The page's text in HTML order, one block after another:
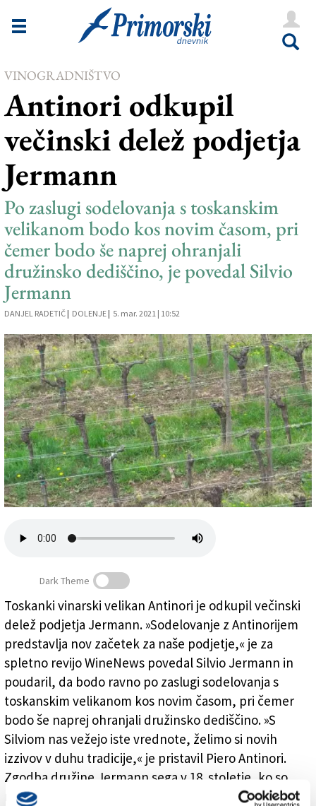
Novice
Goriška
Kultura
Šport
Še
Vreme
V Kioskih
Uredništvo
Oglasi
Založnik
Zadruga PD
Naročnine
VINOGRADNIŠTVO
Antinori odkupil
večinski delež podjetja
Jermann
Po zaslugi sodelovanja s toskanskim
velikanom bodo kos novim časom, pri
čemer bodo še naprej ohranjali
družinsko dediščino, je povedal Silvio
Jermann
DANJEL RADETIČ | DOLENJE | 5. mar. 2021 | 10:52
Podjetje Jermann obdeluje približno 170 hektarjev
vinogradov (ARHIV)
Dark Theme
Toskanki vinarski velikan Antinori je odkupil večinski
delež podjetja Jermann. »Sodelovanje z Antinorijem
predstavlja nov začetek za naše podjetje,« je za
spletno revijo WineNews povedal Silvio Jermann in
poudaril, da bodo ravno po zaslugi sodelovanja s
toskanskim velikanom kos novim časom, pri čemer
bodo še naprej ohranjali družinsko dediščino. »S
Silviom nas vežejo iste vrednote, želimo si novih
izzivov v duhu tradicije,« je pristavil Piero Antinori.
Zgodba družine Jermann sega v 18. stoletje, ko so
njihovi predniki zapustili avstrijsko vinorodno deželo